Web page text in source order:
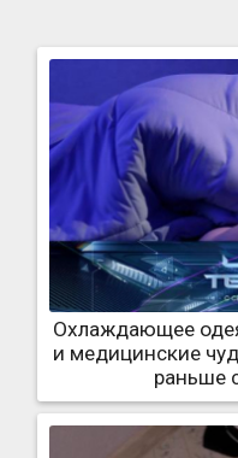
Охлаждающее
и медицинские
раньше